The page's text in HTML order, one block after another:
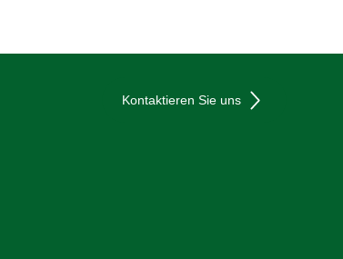
Kontaktieren Sie uns